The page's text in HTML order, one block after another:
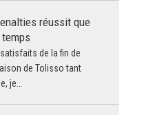
réussit que
de la fin de
de Tolisso tant
je…